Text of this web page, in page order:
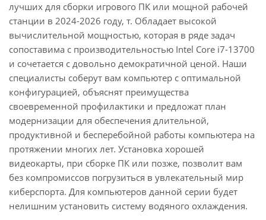
лучших для сборки игрового ПК или мощной рабочей
станции в 2024-2026 году, т. Обладает высокой
вычислительной мощностью, которая в ряде задач
сопоставима с производительностью Intel Core i7-13700
и сочетается с довольно демократичной ценой. Наши
специалисты соберут вам компьютер с оптимальной
конфигурацией, объяснят преимущества
своевременной профилактики и предложат план
модернизации для обеспечения длительной,
продуктивной и бесперебойной работы компьютера на
протяжении многих лет. Установка хорошей
видеокарты, при сборке ПК или позже, позволит вам
без компромиссов погрузиться в увлекательный мир
киберспорта. Для компьютеров данной серии будет
нелишним установить систему водяного охлаждения.